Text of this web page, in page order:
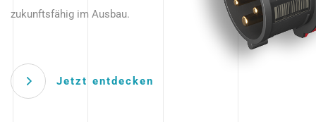
zukunftsfähig im Ausbau.
Jetzt entdecken